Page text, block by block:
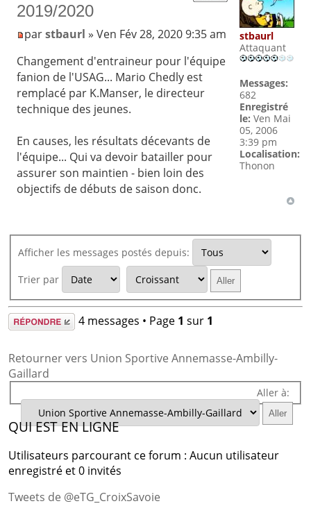
2019/2020
parstbaurl » Ven Fév 28, 2020 9:35 am
Changement d'entraineur pour l'équipe
fanion de l'USAG... Mario Chedly est
remplacé par K.Manser, le directeur
technique des jeunes.
En causes, les résultats décevants de
l'équipe... Qui va devoir batailler pour
assurer son maintien - bien loin des
objectifs de débuts de saison donc.
stbaurl
Attaquant
Messages:
682
Enregistré
le: Ven Mai
05, 2006
3:39 pm
Localisation:
Thonon
Afficher les messages postés depuis:
Trier par
Répondre 4 messages • Page 1 sur 1
Retourner vers Union Sportive Annemasse-Ambilly-
Gaillard
Aller à:
QUI EST EN LIGNE
Utilisateurs parcourant ce forum : Aucun utilisateur
enregistré et 0 invités
Tweets de @eTG_CroixSavoie